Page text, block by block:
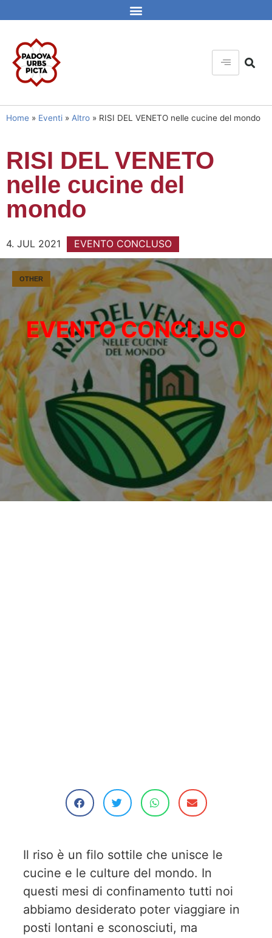
Home » Eventi » Altro » RISI DEL VENETO nelle cucine del mondo
RISI DEL VENETO
nelle cucine del
mondo
4. JUL 2021 EVENTO CONCLUSO
OTHER
Il riso è un filo sottile che unisce le
cucine e le culture del mondo. In
questi mesi di confinamento tutti noi
abbiamo desiderato poter viaggiare in
posti lontani e sconosciuti, ma